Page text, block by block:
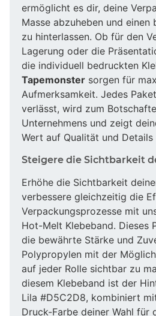
ermöglicht es dir, deine
Masse abzuheben und einen
zu hinterlassen. Ob für den
Lagerung oder die
die individuell bedruckten
Tapemonster sorgen für
Aufmerksamkeit. Jedes
verlässt, wird zum
Unternehmens und zeigt
Wert auf Qualität und Details
Steigere die Sichtbarkeit
Erhöhe die Sichtbarkeit
verbessere gleichzeitig die
Verpackungsprozesse mit
Hot-Melt Klebeband. Dieses
die bewährte Stärke und
Polypropylen mit der
auf jeder Rolle sichtbar zu
diesem Klebeband ist der
Lila #D5C2D8, kombiniert
Druck-Farbe deiner Wahl für